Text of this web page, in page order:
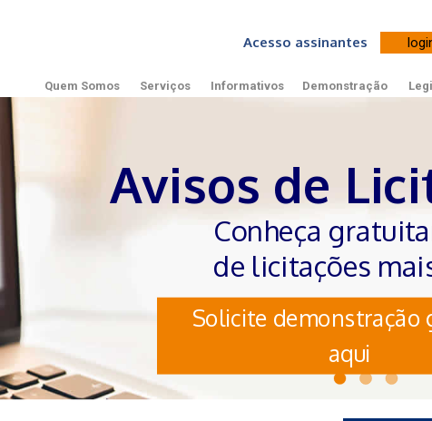
Acesso assinantes
Quem Somos Serviços Informativos Demonstração
Avisos de
Conheça
de licitações
Solicite demonstração
aqui